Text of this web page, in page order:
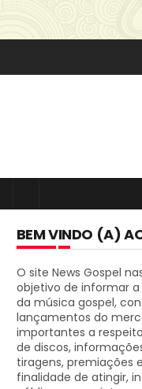
BEM VINDO (A)
O site News Gospel
objetivo de informar
da música gospel,
lançamentos do
importantes a
de discos,
tiragens, premiações
finalidade de atingir,